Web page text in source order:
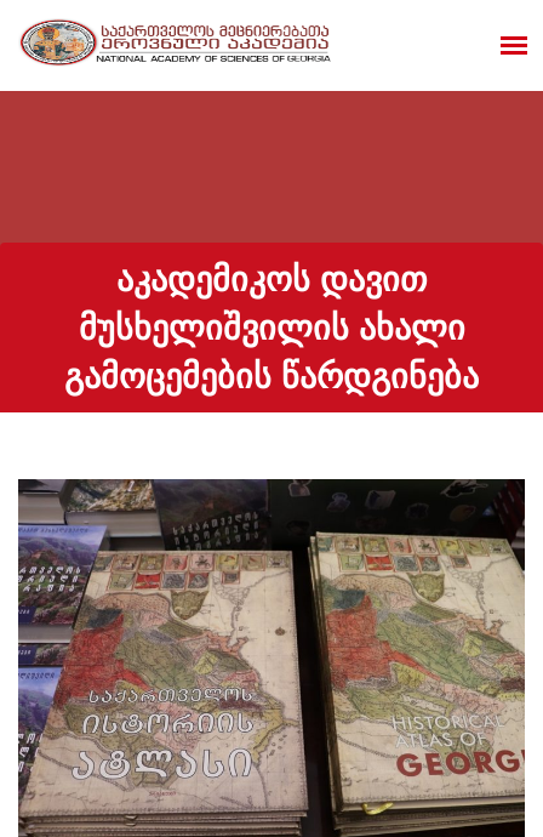
ᲐᲙᲐᲓᲔᲛᲘᲙᲝᲡ ᲓᲐᲕᲘᲗ
ᲛᲣᲡᲮᲔᲚᲘᲨᲕᲘᲚᲘᲡ ᲐᲮᲐᲚᲘ
ᲒᲐᲛᲝᲪᲔᲛᲔᲑᲘᲡ ᲬᲐᲠᲓᲒᲘᲜᲔᲑᲐ